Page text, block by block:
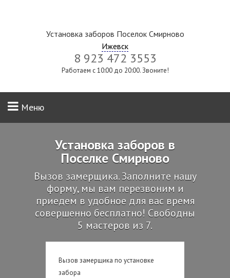
Установка заборов Поселок Смирново
Ижевск
8 923 472 3553
Работаем с 10:00 до 20:00. Звоните!
Меню
Установка заборов в
Поселке Смирново
Вызов замерщика. Заполните нашу
форму, мы вам перезвоним и
приедем в удобное для вас время
совершенно бесплатно! Свободны
5 мастеров из 7.
Вызов замерщика по установке
забора